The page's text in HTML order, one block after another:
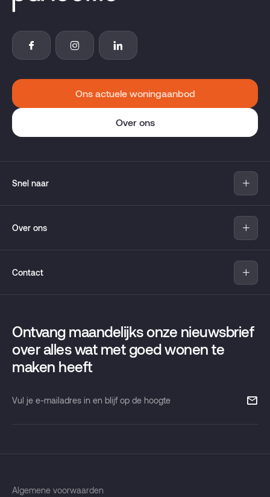
Ons actuele woningaanbod
Over ons
Snel naar
Nieuwbouw
Aankopen
Over ons
Move
Onze maandelijkse nieuwsbrief
Contact
9723 DT Groningen
T050 853 37 33
Ontvang maandelijks onze nieuwsbrief
over alles wat met goed wonen te
maken heeft
Vul
blijf
Algemene voorwaarden